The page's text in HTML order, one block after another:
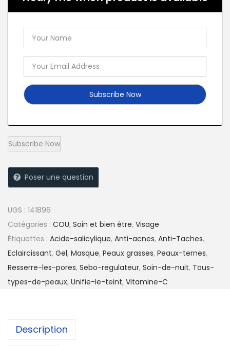
Poser une question
UGS : 141896
Catégories : COU, Soin et bien être, Visage
Étiquettes : Acide-salicylique, Anti-acnes, Anti-Taches,
Eclaircissant, Gel, Masque, Peaux grasses, Peaux-ternes,
Resserre-les-pores, Sebo-regulateur, Soin-de-nuit, Tous-
types-de-peaux, Unifie-le-teint, Vitamine-C
Description